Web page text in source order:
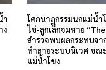
ำ
ง
โศกนาฏกรรมนกแม่น้
ไข่-ลูกเล็กจมหาย
สำรวจพบผลกระทบจ
ทำลายระบบนิเวศ ขณ
แม่น้ำโขง